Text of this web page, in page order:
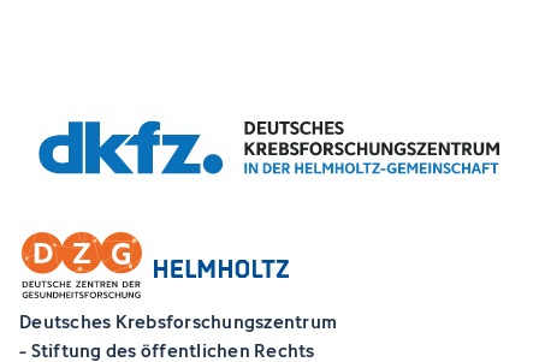
Deutsches Krebsforschungszentrum
- Stiftung des öffentlichen Rechts